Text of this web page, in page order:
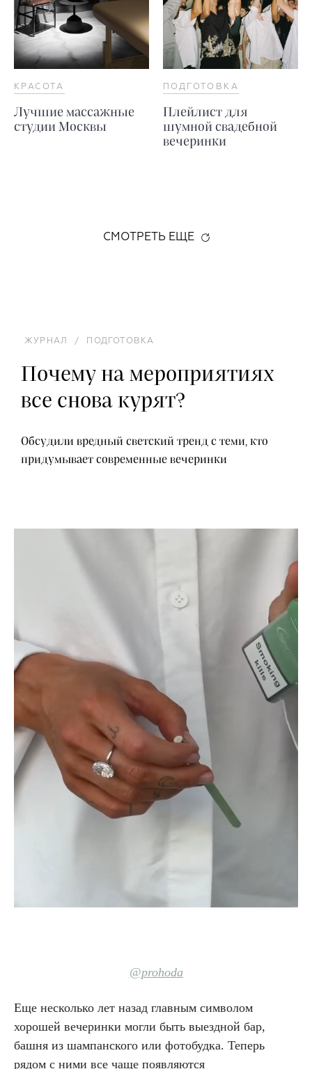
КРАСОТА
Лучшие массажные
студии Москвы
ПОДГОТОВКА
Плейлист для
шумной свадебной
вечеринки
СМОТРЕТЬ ЕЩЕ
ЖУРНАЛ / ПОДГОТОВКА
Почему на мероприятиях
все снова курят?
Обсудили вредный светский тренд с теми, кто
придумывает современные вечеринки
@prohoda
Еще несколько лет назад главным символом
хорошей вечеринки могли быть выездной бар,
башня из шампанского или фотобудка. Теперь
рядом с ними все чаще появляются